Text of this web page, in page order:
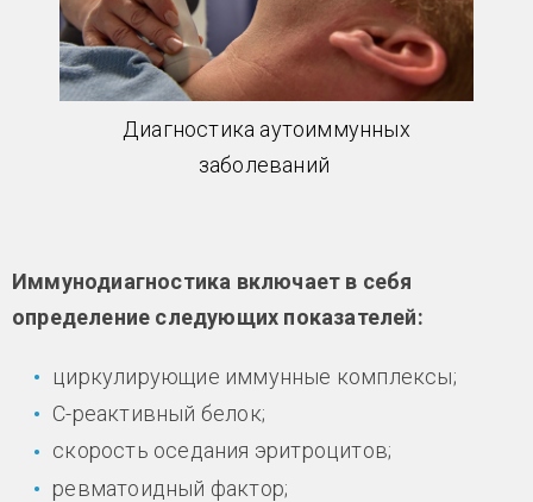
Диагностика аутоиммунных
заболеваний
Иммунодиагностика включает в себя
определение следующих показателей:
циркулирующие иммунные комплексы;
С-реактивный белок;
скорость оседания эритроцитов;
ревматоидный фактор;